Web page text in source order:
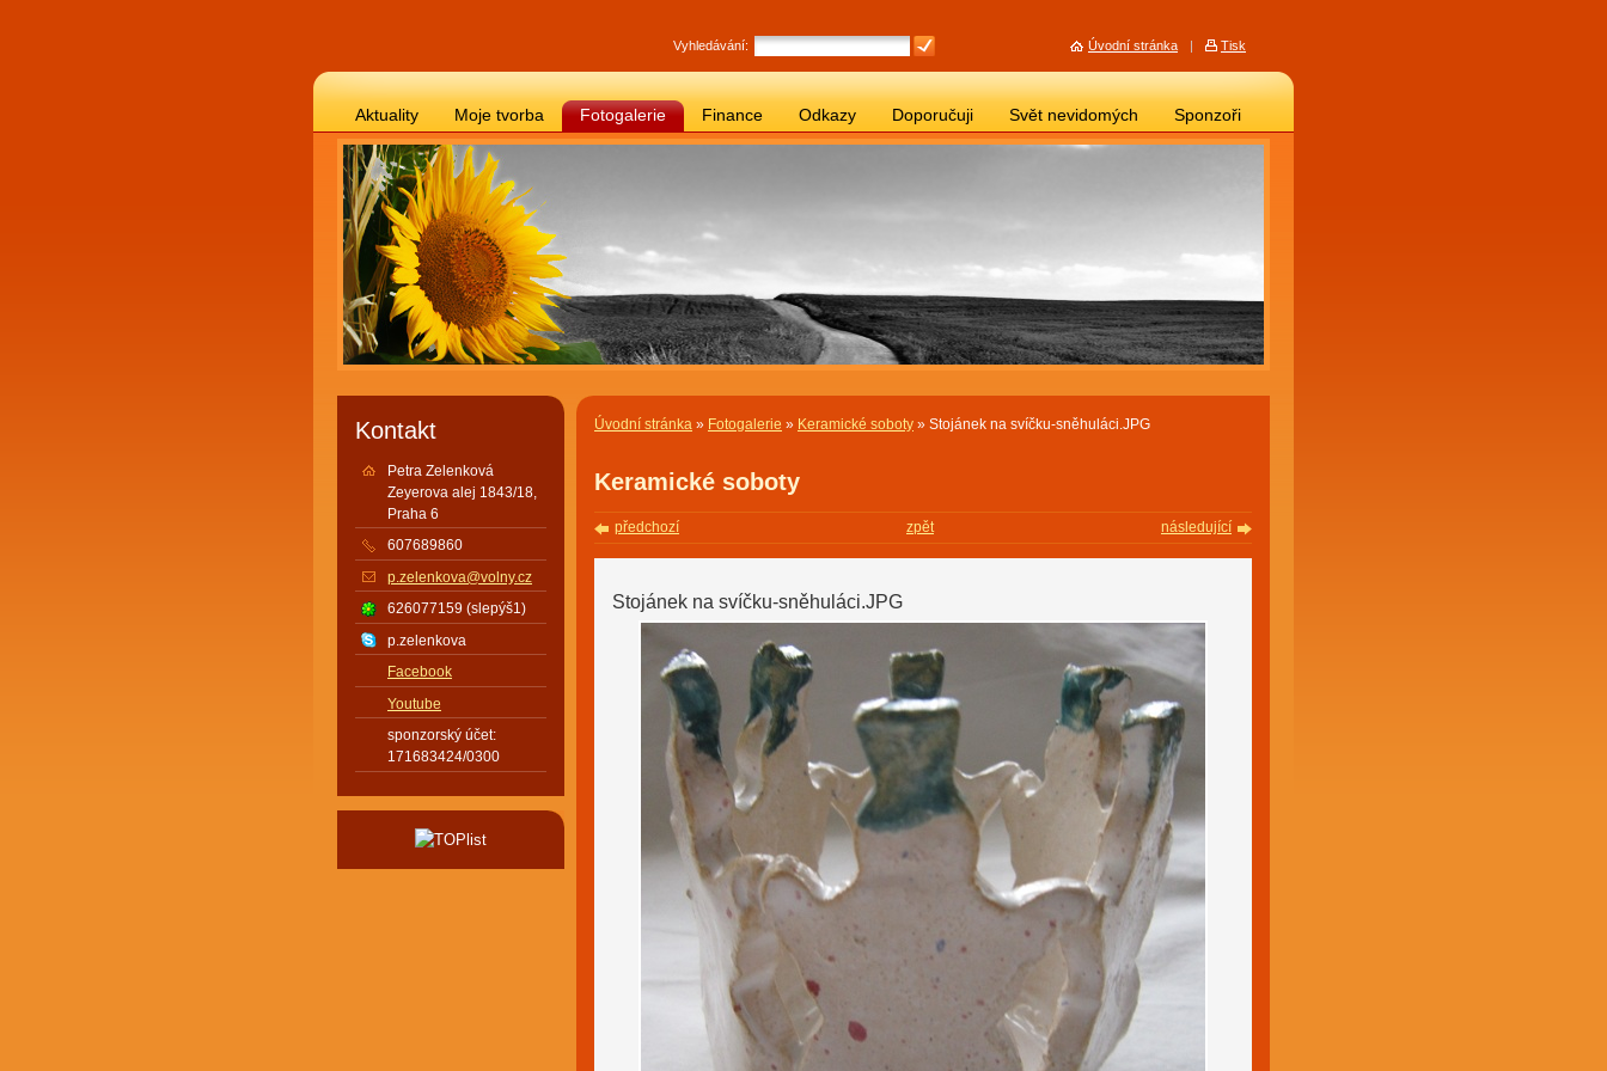
Aktuality Moje tvorba Fotogalerie Finance Odkazy Doporučuji Svět nevidomých Sponzoři
Úvodní stránka » Fotogalerie » Keramické soboty » Stojánek na svíčku-sněhuláci.JPG
Keramické soboty
předchozí následující
zpět
Stojánek na svíčku-sněhuláci.JPG
Kontakt
Petra Zelenková
Zeyerova alej 1843/18,
Praha 6
607689860
p.zelenkova@volny.cz
626077159 (slepýš1)
p.zelenkova
Facebook
Youtube
sponzorský účet:
171683424/0300
Vyhledávání: Úvodní stránka | Tisk